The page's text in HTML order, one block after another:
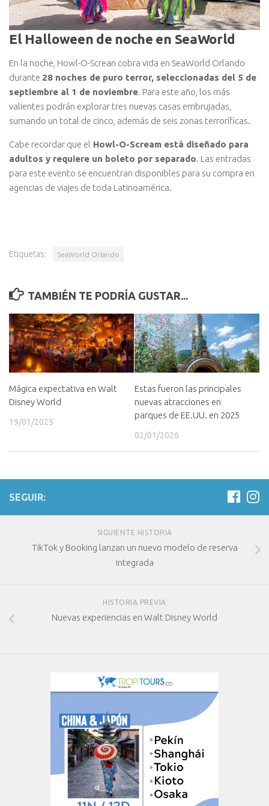
El Halloween de noche en SeaWorld
En la noche, Howl-O-Screan cobra vida en SeaWorld Orlando
durante 28 noches de puro terror, seleccionadas del 5 de
septiembre al 1 de noviembre. Para este año, los más
valientes podrán explorar tres nuevas casas embrujadas,
sumando un total de cinco, además de seis zonas terroríficas.
Cabe recordar que el Howl-O-Scream está diseñado para
adultos y requiere un boleto por separado. Las entradas
para este evento se encuentran disponibles para su compra en
agencias de viajes de toda Latinoamérica.
Etiquetas: SeaWorld Orlando
TAMBIÉN TE PODRÍA GUSTAR...
Mágica expectativa en Walt
Disney World
19/01/2025
Estas fueron las principales
nuevas atracciones en
parques de EE.UU. en 2025
02/01/2026
SEGUIR:
SIGUIENTE HISTORIA
TikTok y Booking lanzan un nuevo modelo de reserva
integrada
HISTORIA PREVIA
Nuevas experiencias en Walt Disney World